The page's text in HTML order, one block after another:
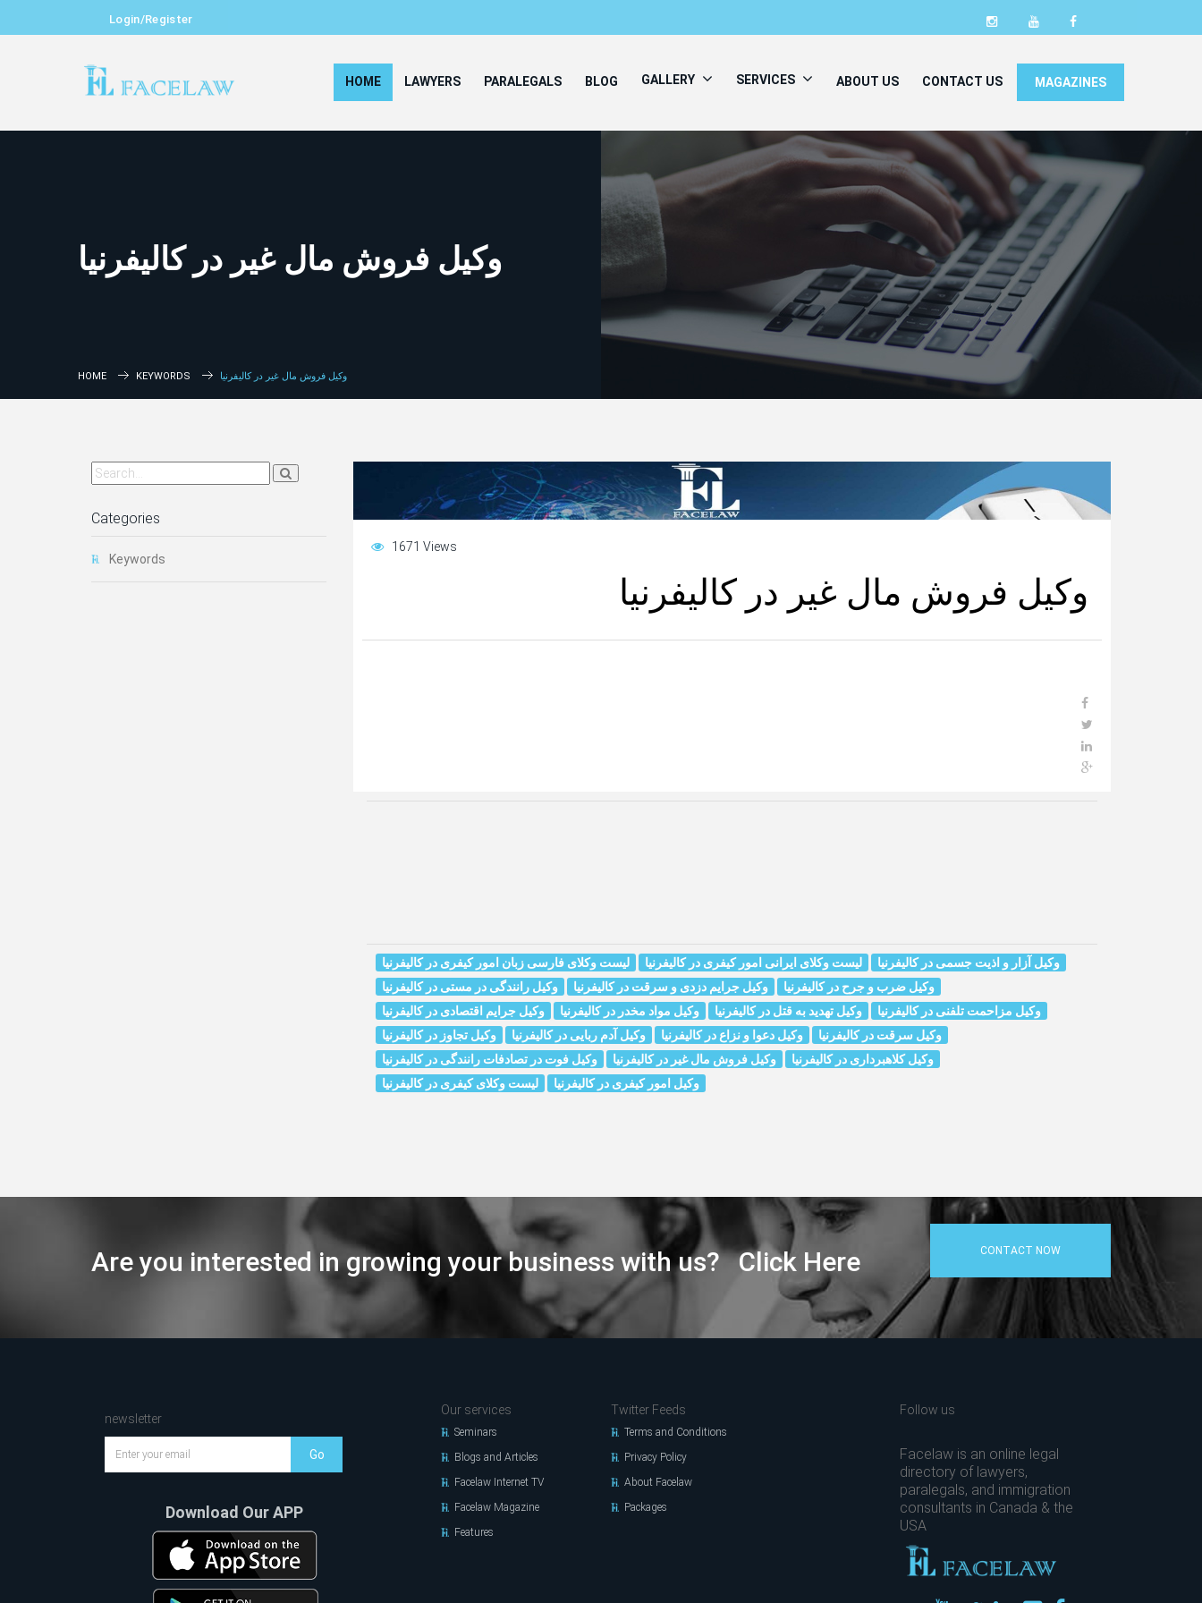
Login/Register
HOME LAWYERS PARALEGALS BLOG GALLERY SERVICES ABOUT US CONTACT US MAGAZINES
وکیل فروش مال غیر در کالیفرنیا
HOME KEYWORDS وکیل فروش مال غیر در کالیفرنیا
Categories
Keywords
1671 Views
وکیل فروش مال غیر در کالیفرنیا
لیست وکلای فارسی زبان امور کیفری در کالیفرنیا لیست وکلای ایرانی امور کیفری در کالیفرنیا
وکیل آزار و اذیت جسمی در کالیفرنیا
وکیل رانندگی در مستی در کالیفرنیا
وکیل جرایم دزدی و سرقت در کالیفرنیا
وکیل ضرب و جرح در کالیفرنیا
وکیل جرایم اقتصادی در کالیفرنیا
وکیل مواد مخدر در کالیفرنیا وکیل تهدید به قتل در کالیفرنیا
وکیل مزاحمت تلفنی در کالیفرنیا
وکیل تجاوز در کالیفرنیا
وکیل آدم ربایی در کالیفرنیا وکیل دعوا و نزاع در کالیفرنیا
وکیل سرقت در کالیفرنیا
وکیل فوت در تصادفات رانندگی در کالیفرنیا
وکیل فروش مال غیر در کالیفرنیا
وکیل کلاهبرداری در کالیفرنیا
لیست وکلای کیفری در کالیفرنیا
وکیل امور کیفری در کالیفرنیا
Are you interested in growing your business with us? Click Here CONTACT NOW
newsletter
Go
Download Our APP
Our services
Seminars
Blogs and Articles
Facelaw Internet TV
Facelaw Magazine
Features
Twitter Feeds
Terms and Conditions
Privacy Policy
About Facelaw
Packages
Follow us
Facelaw is an online legal
directory of lawyers,
paralegals, and immigration
consultants in Canada & the
USA